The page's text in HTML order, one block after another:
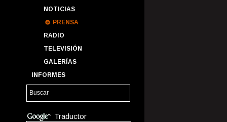
NOTICIAS
PRENSA
RADIO
TELEVISIÓN
GALERÍAS
INFORMES
Traductor